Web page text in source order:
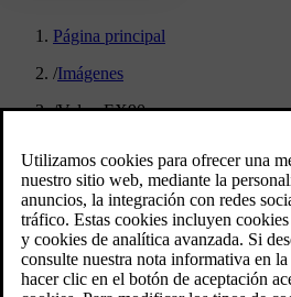
Página principal
/Imágenes
/Volvo EX90
Volvo EX90
4/14/2025